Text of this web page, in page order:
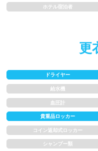
ホテル宿泊者
更
ドライヤー
給水機
血圧計
貴重品ロッカー
コイン返却式ロッカー
シャンプー類
5レーン
プール内撮影禁止
水泳帽必ず被る
水以外の飲食禁止